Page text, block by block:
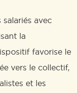
avec
la
favorise le
vers le collectif,
et les